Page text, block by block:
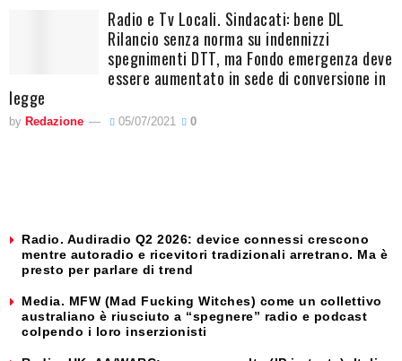
Radio e Tv Locali. Sindacati: bene DL
Rilancio senza norma su indennizzi
spegnimenti DTT, ma Fondo emergenza deve
essere aumentato in sede di conversione in
legge
by Redazione 05/07/2021 0
Radio. Audiradio Q2 2026: device connessi crescono
mentre autoradio e ricevitori tradizionali arretrano. Ma è
presto per parlare di trend
Media. MFW (Mad Fucking Witches) come un collettivo
australiano è riusciuto a “spegnere” radio e podcast
colpendo i loro inserzionisti